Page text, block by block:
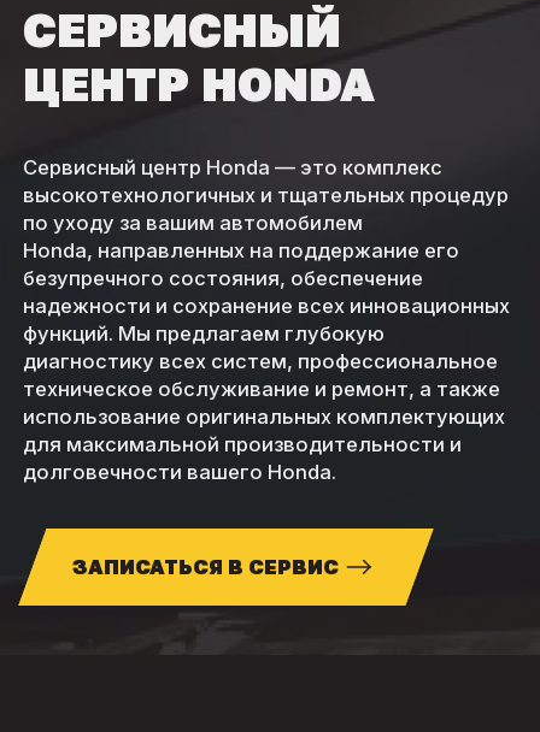
СЕРВИСНЫЙ
ЦЕНТР HONDA
Сервисный центр Honda — это комплекс
высокотехнологичных и тщательных процедур
по уходу за вашим автомобилем
Honda, направленных на поддержание его
безупречного состояния, обеспечение
надежности и сохранение всех инновационных
функций. Мы предлагаем глубокую
диагностику всех систем, профессиональное
техническое обслуживание и ремонт, а также
использование оригинальных комплектующих
для максимальной производительности и
долговечности вашего Honda.
ЗАПИСАТЬСЯ В СЕРВИС